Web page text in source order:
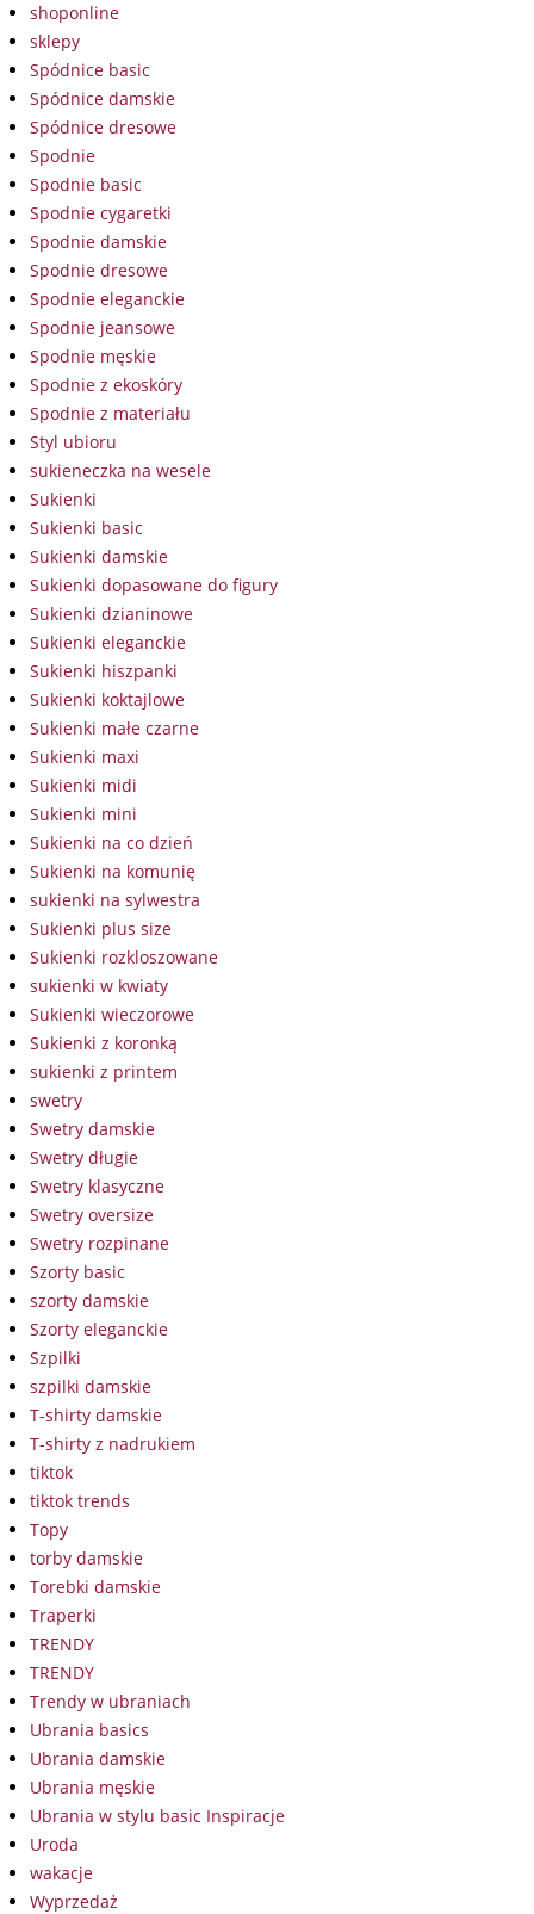
shoponline
sklepy
Spódnice basic
Spódnice damskie
Spódnice dresowe
Spodnie
Spodnie basic
Spodnie cygaretki
Spodnie damskie
Spodnie dresowe
Spodnie eleganckie
Spodnie jeansowe
Spodnie męskie
Spodnie z ekoskóry
Spodnie z materiału
Styl ubioru
sukieneczka na wesele
Sukienki
Sukienki basic
Sukienki damskie
Sukienki dopasowane do figury
Sukienki dzianinowe
Sukienki eleganckie
Sukienki hiszpanki
Sukienki koktajlowe
Sukienki małe czarne
Sukienki maxi
Sukienki midi
Sukienki mini
Sukienki na co dzień
Sukienki na komunię
sukienki na sylwestra
Sukienki plus size
Sukienki rozkloszowane
sukienki w kwiaty
Sukienki wieczorowe
Sukienki z koronką
sukienki z printem
swetry
Swetry damskie
Swetry długie
Swetry klasyczne
Swetry oversize
Swetry rozpinane
Szorty basic
szorty damskie
Szorty eleganckie
Szpilki
szpilki damskie
T-shirty damskie
T-shirty z nadrukiem
tiktok
tiktok trends
Topy
torby damskie
Torebki damskie
Traperki
TRENDY
TRENDY
Trendy w ubraniach
Ubrania basics
Ubrania damskie
Ubrania męskie
Ubrania w stylu basic Inspiracje
Uroda
wakacje
Wyprzedaż